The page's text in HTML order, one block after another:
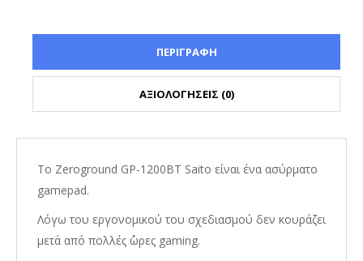
ΠΕΡΙΓΡΑΦΗ
ΑΞΙΟΛΟΓΗΣΕΙΣ (0)
Το Zeroground GP-1200BT Saito είναι ένα ασύρματο
gamepad.
Λόγω του εργονομικού του σχεδιασμού δεν κουράζει
μετά από πολλές ΄ώρες gaming.